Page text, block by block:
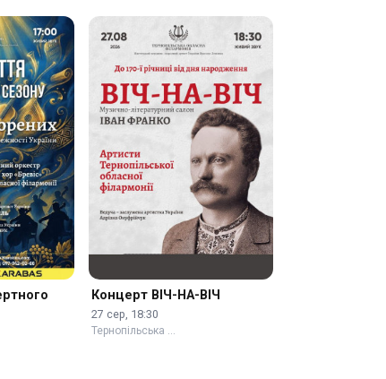
Концерт ВІЧ-НА-ВІЧ
27 сер, 18:30
Тернопільська …